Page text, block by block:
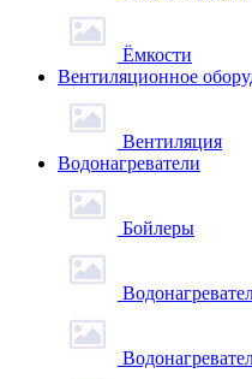
Ёмкости
Вентиляционное
Вентиляция
Водонагреватели
Бойлеры